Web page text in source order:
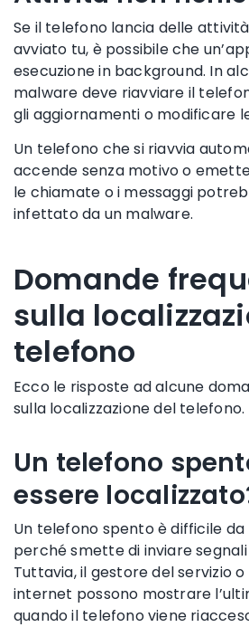
Se il telefono lancia delle
avviato tu, è possibile che
esecuzione in background. In
malware deve riavviare il
gli aggiornamenti o modificare
Un telefono che si riavvia
accende senza motivo o
le chiamate o i messaggi
infettato da un malware.
Domande
sulla
telefono
Ecco le risposte ad alcune
sulla localizzazione del telefono.
Un telefono
essere
Un telefono spento è difficile da
perché smette di inviare
Tuttavia, il gestore del servizioo
internet possono mostrare
quando il telefono viene